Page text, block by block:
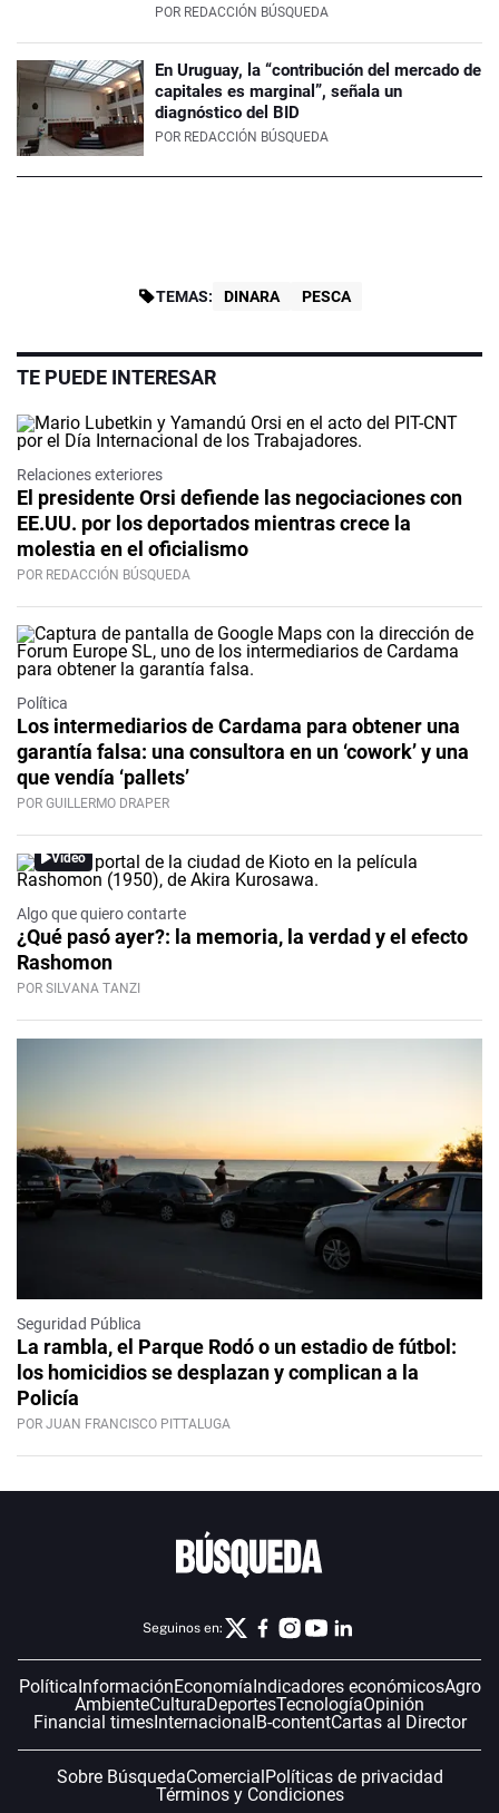
POR REDACCIÓN BÚSQUEDA
En Uruguay, la “contribución del mercado de
capitales es marginal”, señala un
diagnóstico del BID
POR REDACCIÓN BÚSQUEDA
TEMAS: DINARA PESCA
TE PUEDE INTERESAR
Relaciones exteriores
El presidente Orsi defiende las negociaciones con
EE.UU. por los deportados mientras crece la
molestia en el oficialismo
POR REDACCIÓN BÚSQUEDA
Política
Los intermediarios de Cardama para obtener una
garantía falsa: una consultora en un ‘cowork’ y una
que vendía ‘pallets’
POR GUILLERMO DRAPER
Video
Algo que quiero contarte
¿Qué pasó ayer?: la memoria, la verdad y el efecto
Rashomon
POR SILVANA TANZI
Seguridad Pública
La rambla, el Parque Rodó o un estadio de fútbol:
los homicidios se desplazan y complican a la
Policía
POR JUAN FRANCISCO PITTALUGA
Seguinos en:
PolíticaInformaciónEconomíaIndicadores económicosAgro
AmbienteCulturaDeportesTecnologíaOpinión
Financial timesInternacionalB-contentCartas al Director
Sobre BúsquedaComercialPolíticas de privacidad
Términos y Condiciones